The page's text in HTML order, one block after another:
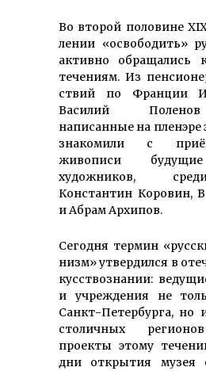
Во второй половине
ле­нии «ос­вободить»
ак­тив­но об­ра­ща­лись
течениям. Из
ст­вий по Франции
Василий
написанные на
знакомили с
живописи
художников,
Константин Коровин,
и Абрам Архипов.
Сегодня термин
низм» ут­вер­дил­ся в
кус­ст­во­зна­нии:
и учреждения не
Санкт-Петербурга, но
столичных
проекты этому
дни открытия музея